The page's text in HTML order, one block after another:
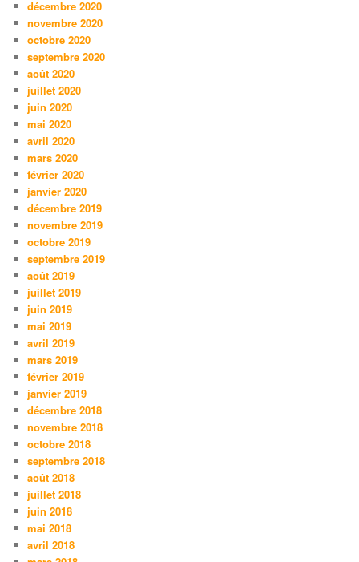
décembre 2020
novembre 2020
octobre 2020
septembre 2020
août 2020
juillet 2020
juin 2020
mai 2020
avril 2020
mars 2020
février 2020
janvier 2020
décembre 2019
novembre 2019
octobre 2019
septembre 2019
août 2019
juillet 2019
juin 2019
mai 2019
avril 2019
mars 2019
février 2019
janvier 2019
décembre 2018
novembre 2018
octobre 2018
septembre 2018
août 2018
juillet 2018
juin 2018
mai 2018
avril 2018